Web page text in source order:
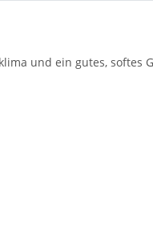
und ein gutes, softes